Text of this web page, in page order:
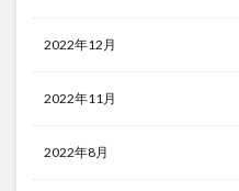
2022年12月
2022年11月
2022年8月